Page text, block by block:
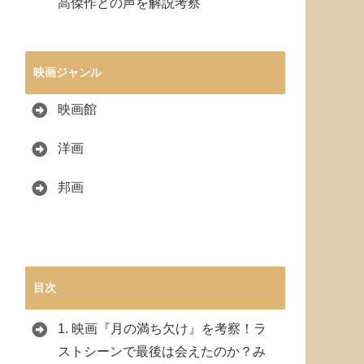
映画ジャンル
映画館
洋画
邦画
目次
1. 映画『月の満ち欠け』を考察！ラ
ストシーンで最後は会えたのか？み